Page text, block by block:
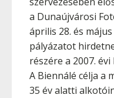
a Dunaújvárosi
április 28. és
pályázatot
részére a 2007.
A Biennálé célja a
35 év alatti